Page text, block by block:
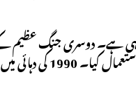
رہی ہے۔ دوسری جنگ